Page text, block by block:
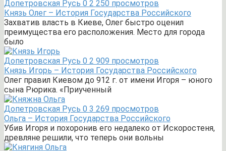
Допетровская Русь 0 2 250 просмотров
Князь Олег – История Государства Российского
Захватив власть в Киеве, Олег быстро оценил
преимущества его расположения. Место для города
было
Допетровская Русь 0 2 909 просмотров
Князь Игорь – История Государства Российского
Олег правил Киевом до 912 г. от имени Игоря – юного
сына Рюрика. «Приученный
Допетровская Русь 0 3 269 просмотров
Ольга – История Государства Российского
Убив Игоря и похоронив его недалеко от Искоростеня,
древляне решили, что теперь они вольны